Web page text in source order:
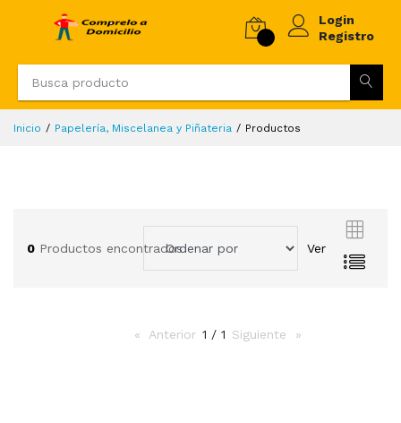
Login
Registro
Inicio Papelería, Miscelanea y Piñateria Productos
0 Productos encontrados Ver
Anterior page
1 / 1 Siguiente page